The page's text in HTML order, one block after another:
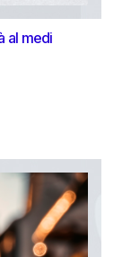
al medi